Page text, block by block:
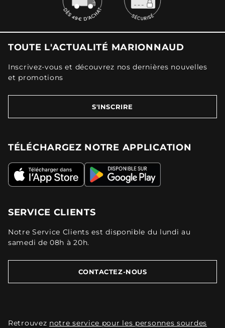
TOUTE L'ACTUALITÉ MARIONNAUD
Inscrivez-vous et découvrez nos dernières nouvelles
et promotions
S'INSCRIRE
TÉLÉCHARGEZ NOTRE APPLICATION
SERVICE CLIENTS
Notre Service Clients est disponible du lundi au
samedi de 08h à 20h.
CONTACTEZ-NOUS
Retrouvez notre service pour les personnes sourdes